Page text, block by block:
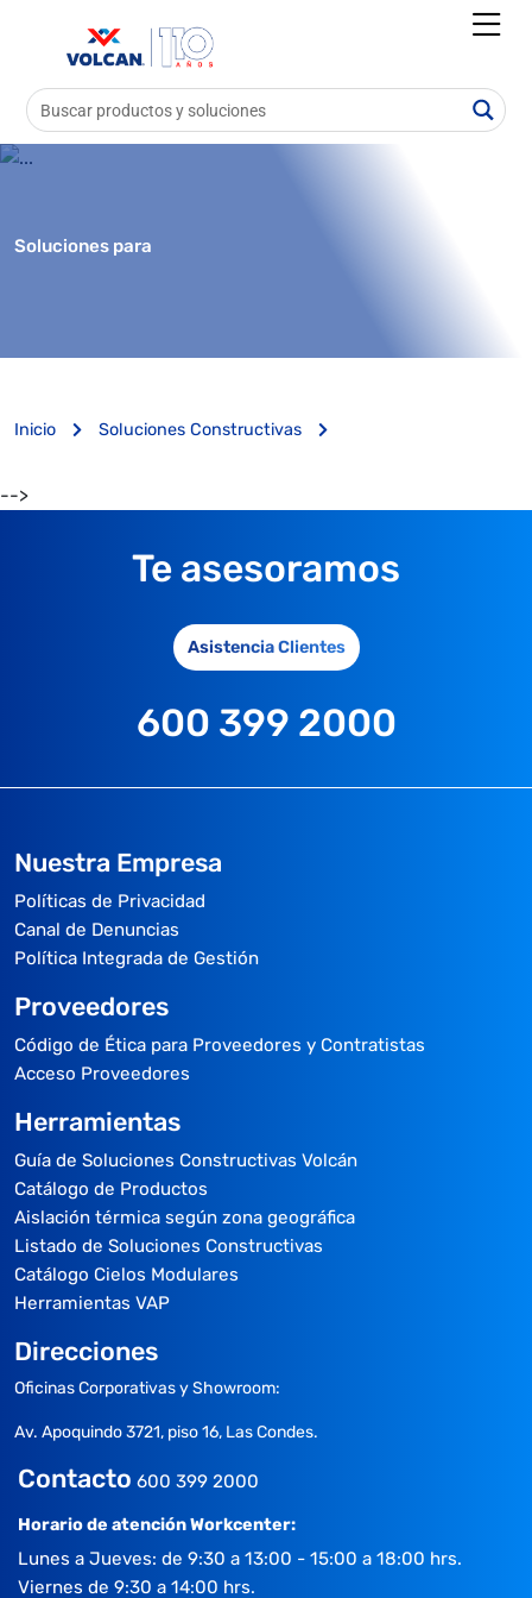
Soluciones para
Inicio Soluciones Constructivas
-->
Te asesoramos
Asistencia Clientes
600 399 2000
Nuestra Empresa
Políticas de Privacidad
Canal de Denuncias
Política Integrada de Gestión
Proveedores
Código de Ética para Proveedores y Contratistas
Acceso Proveedores
Herramientas
Guía de Soluciones Constructivas Volcán
Catálogo de Productos
Aislación térmica según zona geográfica
Listado de Soluciones Constructivas
Catálogo Cielos Modulares
Herramientas VAP
Direcciones
Oficinas Corporativas y Showroom:
Av. Apoquindo 3721, piso 16, Las Condes.
Contacto 600 399 2000
Horario de atención Workcenter:
Lunes a Jueves: de 9:30 a 13:00 - 15:00 a 18:00 hrs.
Viernes de 9:30 a 14:00 hrs.